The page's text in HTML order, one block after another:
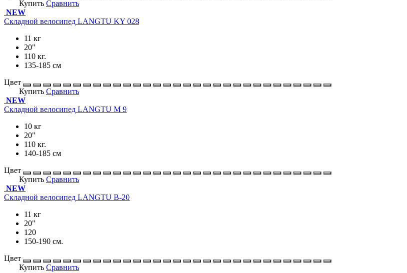
Купить Сравнить
NEW
Складной велосипед LANGTU KY 028
11 кг
20"
110 кг.
135-185 см
Цвет
Купить Сравнить
NEW
Складной велосипед LANGTU M 9
10 кг
20"
110 кг.
140-185 см
Цвет
Купить Сравнить
NEW
Складной велосипед LANGTU B-20
11 кг
20"
120
150-190 см.
Цвет
Купить Сравнить